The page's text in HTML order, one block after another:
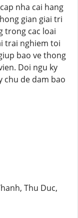
nha cai hang
gian giai tri
trong cac loai
trai nghiem toi
bao ve thong
Doi ngu ky
chu de dam bao
Thu Duc,